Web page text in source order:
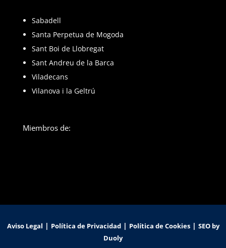
Sabadell
Santa Perpetua de Mogoda
Sant Boi de Llobregat
Sant Andreu de la Barca
Viladecans
Vilanova i la Geltrú
Miembros de:
Aviso Legal | Política de Privacidad| Política de Cookies| SEO by
Duoly